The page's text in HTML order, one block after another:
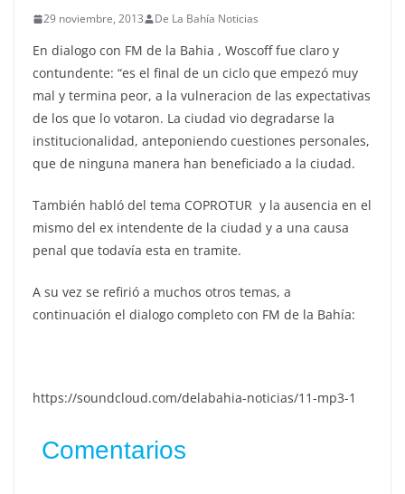
29 noviembre, 2013 De La Bahía Noticias
En dialogo con FM de la Bahia , Woscoff fue claro y
contundente: “es el final de un ciclo que empezó muy
mal y termina peor, a la vulneracion de las expectativas
de los que lo votaron. La ciudad vio degradarse la
institucionalidad, anteponiendo cuestiones personales,
que de ninguna manera han beneficiado a la ciudad.
También habló del tema COPROTUR y la ausencia en el
mismo del ex intendente de la ciudad y a una causa
penal que todavía esta en tramite.
A su vez se refirió a muchos otros temas, a
continuación el dialogo completo con FM de la Bahía:
https://soundcloud.com/delabahia-noticias/11-mp3-1
Comentarios